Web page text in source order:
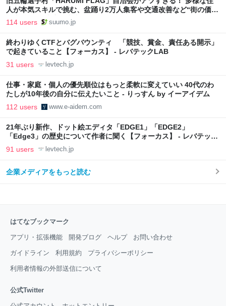
人が本気スキルで挑む、盆踊り2万人集客や交通改善など“街の価値
向上”戦略 東京・中央区
114 users suumo.jp
終わりゆくCTFとバグバウンティ 「競技、賞金、責任ある開示」
で起きていること【フォーカス】 - レバテックLAB
31 users levtech.jp
仕事・家庭・個人の優先順位はもっと柔軟に変えていい 40代のわ
たしが10年後の自分に伝えたいこと - りっすん by イーアイデム
112 users www.e-aidem.com
21年ぶり新作、ドット絵エディタ「EDGE1」「EDGE2」
「Edge3」の歴史について作者に聞く【フォーカス】 - レバテック
LAB
91 users levtech.jp
企業メディアをもっと読む
はてなブックマーク
アプリ・拡張機能 開発ブログ ヘルプ お問い合わせ
ガイドライン 利用規約 プライバシーポリシー
利用者情報の外部送信について
公式Twitter